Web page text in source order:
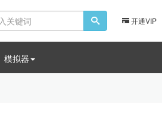
开通VIP
模拟器